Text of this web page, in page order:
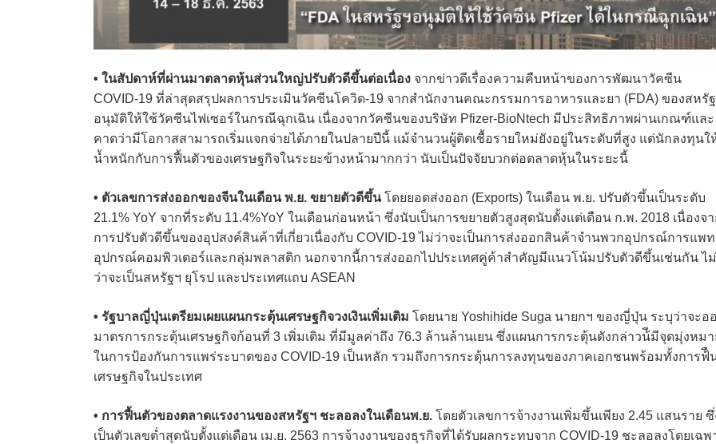
• ในสัปดาห์ที่ผ่านมาตลาดหุ้นส่วนใหญ่ปรับตัวดีขึ้นต่อเนื่อง จากข่าวดีเรื่องความคืบหน้าของการพัฒนาวัคซีน
COVID-19 ที่ล่าสุดสรุปผลการประเมินวัคซีนโควิด-19 จากสำนักงานคณะกรรมการอาหารและยา (FDA) ของสหรั
อนุมัติให้ใช้วัคซีนไฟเซอร์ในกรณีฉุกเฉิน เนื่องจากวัคซีนของบริษัท Pfizer-BioNtech มีประสิทธิภาพผ่านเกณฑ์และ
คาดว่ามีโอกาสสามารถเริ่มแจกจ่ายได้ภายในปลายปีนี้ แม้จำนวนผู้ติดเชื้อรายใหม่ยังอยู่ในระดับที่สูง แต่นักลงทุนใ
น้ำหนักกับการฟื้นตัวของเศรษฐกิจในระยะข้างหน้ามากกว่า นับเป็นปัจจัยบวกต่อตลาดหุ้นในระยะนี้
• ตัวเลขการส่งออกของจีนในเดือน พ.ย. ขยายตัวดีขึ้นโดยยอดส่งออก (Exports) ในเดือน พ.ย. ปรับตัวขึ้นเป็นระดับ
21.1% YoY จากที่ระดับ 11.4%YoY ในเดือนก่อนหน้า ซึ่งนับเป็นการขยายตัวสูงสุดนับตั้งแต่เดือน ก.พ. 2018 เนื่องจ
การปรับตัวดีขึ้นของอุปสงค์สินค้าที่เกี่ยวเนื่องกับ COVID-19 ไม่ว่าจะเป็นการส่งออกสินค้าจำนพวกอุปกรณ์การแพ
อุปกรณ์คอมพิวเตอร์และกลุ่มพลาสติก นอกจากนี้การส่งออกไปประเทศคู่ค้าสำคัญมีแนวโน้มปรับตัวดีขึ้นเช่นกัน ไม่
ว่าจะเป็นสหรัฐฯ ยุโรป และประเทศแถบ ASEAN
• รัฐบาลญี่ปุ่นเตรียมเผยแผนกระตุ้นเศรษฐกิจวงเงินเพิ่มเติม โดยนาย Yoshihide Suga นายกฯ ของญี่ปุ่น ระบุว่าจะอ
มาตรการกระตุ้นเศรษฐกิจก้อนที่ 3 เพิ่มเติม ที่มีมูลค่าถึง 76.3 ล้านล้านเยน ซึ่งแผนการกระตุ้นดังกล่าวน้ีมีจุดมุ่งหมา
ในการป้องกันการแพร่ระบาดของ COVID-19 เป็นหลัก รวมถึงการกระตุ้นการลงทุนของภาคเอกชนพร้อมทั้งการฟ้ื
เศรษฐกิจในประเทศ
• การฟื้นตัวของตลาดแรงงานของสหรัฐฯ ชะลอลงในเดือนพ.ย. โดยตัวเลขการจ้างงานเพิ่มขึ้นเพียง 2.45 แสนราย ซึ่
เป็นตัวเลขต่ำสุดนับตั้งแต่เดือน เม.ย. 2563 การจ้างงานของธุรกิจที่ได้รับผลกระทบจาก COVID-19 ชะลอลงโดยเฉพ